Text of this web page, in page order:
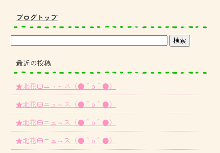
ブログトップ
最近の投稿
★北花田ニュ～ス（●＾o＾●）
★北花田ニュ～ス（●＾o＾●）
★北花田ニュ～ス（●＾o＾●）
★北花田ニュ～ス（●＾o＾●）